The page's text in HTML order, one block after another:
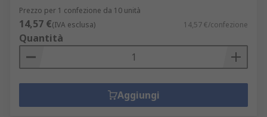
Prezzo per 1 confezione da 10 unità
14,57 €(IVA esclusa) 14,57 €/confezione
Quantità
Aggiungi